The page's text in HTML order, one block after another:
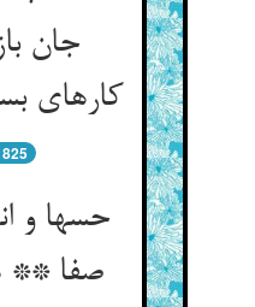
جان
کارهای
حسها و
صفا